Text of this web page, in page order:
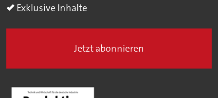
Exklusive Inhalte
Jetzt abonnieren